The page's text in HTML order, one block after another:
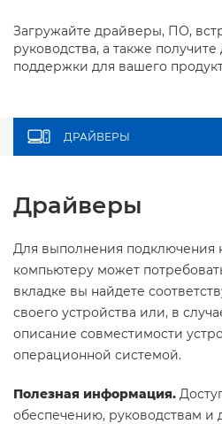
Загружайте драйверы, ПО,
руководства, а также
поддержки для вашего
ДРАЙВЕРЫ
Драйверы
Для выполнения подключения
компьютеру может
вкладке вы найдете
своего устройства или, в
описание совместимости
операционной системой.
Полезная информация.
обеспечению, руководствам и